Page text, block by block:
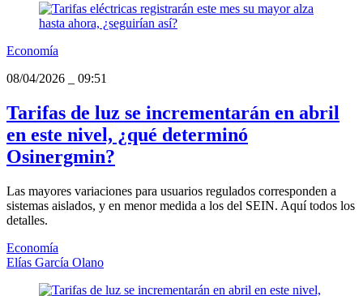
Economía
08/04/2026
09:51
Tarifas de luz se incrementarán en abril
en este nivel, ¿qué determinó
Osinergmin?
Las mayores variaciones para usuarios regulados corresponden a
sistemas aislados, y en menor medida a los del SEIN. Aquí todos los
detalles.
Economía
Elías García Olano